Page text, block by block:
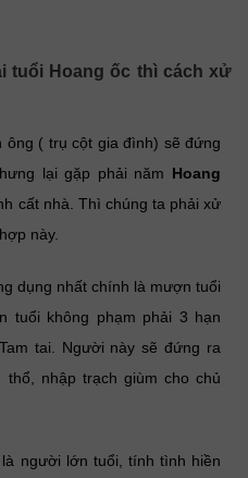
tuổi Hoang ốc thì cách xử
( trụ cột gia đình) sẽ đứng
lại gặp phải năm Hoang
cất nhà. Thì chúng ta phải xử
này.
dụng nhất chính là mượn tuổi
tuổi không phạm phải 3 hạn
tai. Người này sẽ đứng ra
nhập trạch giùm cho chủ
người lớn tuổi, tính tình hiền